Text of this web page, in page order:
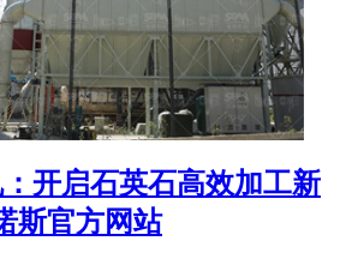
开启石英石高效加工新
斯官方网站